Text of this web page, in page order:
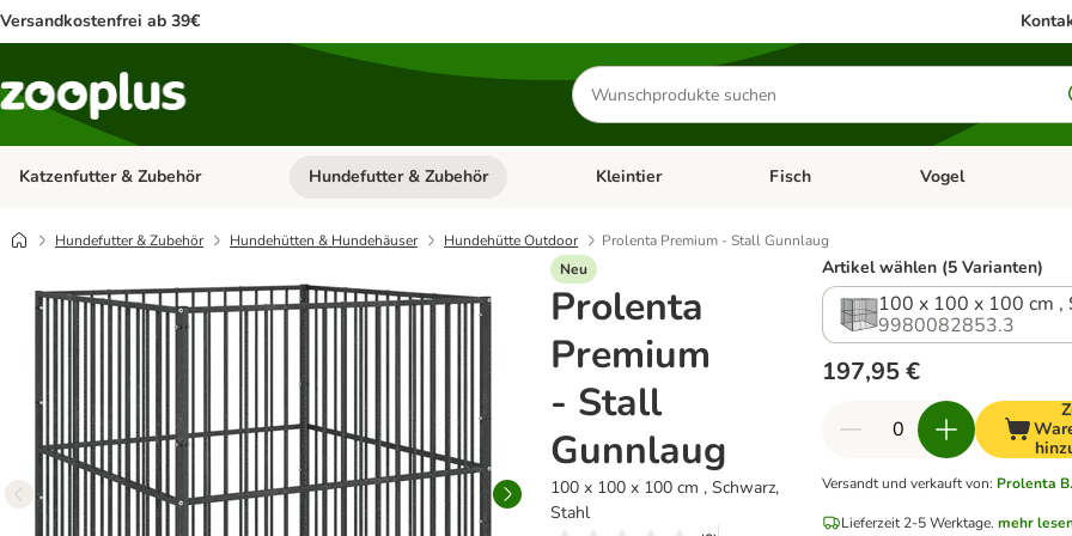
Versandkostenfrei ab 39€
Produkte
suchen
Katzenfutter & Zubehör Kategorie-Menü öffnen: Katzenfutter & Zubehör
Hundefutter & Zubehör Kategorie-Menü öffnen: Hundefutter & Zubehör
Kleintier Kategorie-Menü öffnen: Kleintier
Fisch Kategorie-Menü
Vogel
Hundefutter & Zubehör Hundehütten & Hundehäuser Hundehütte Outdoor
Prolenta Premium - Stall Gunnlaug
Neu
Prolenta
Premium
- Stall
Gunnlaug
100 x 100 x 100 cm , Schwarz,
Stahl
Artikel wählen (5 Varianten)
100 x 100 x 100 cm ,
9980082853.3
197,95 €
Versandt und verkauft von: Prolenta
Lieferzeit 2-5 Werktage. mehr